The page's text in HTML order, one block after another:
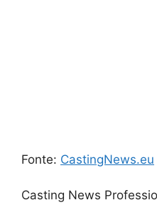
Fonte: CastingNews.eu
Casting News